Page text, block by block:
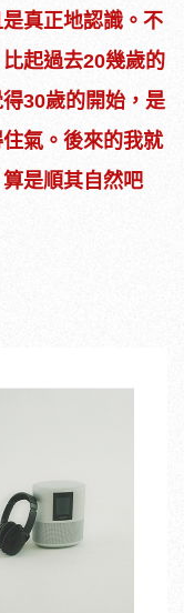
真正地認識。不
起過去20幾歲的
30歲的開始，是
氣。後來的我就
是順其自然吧